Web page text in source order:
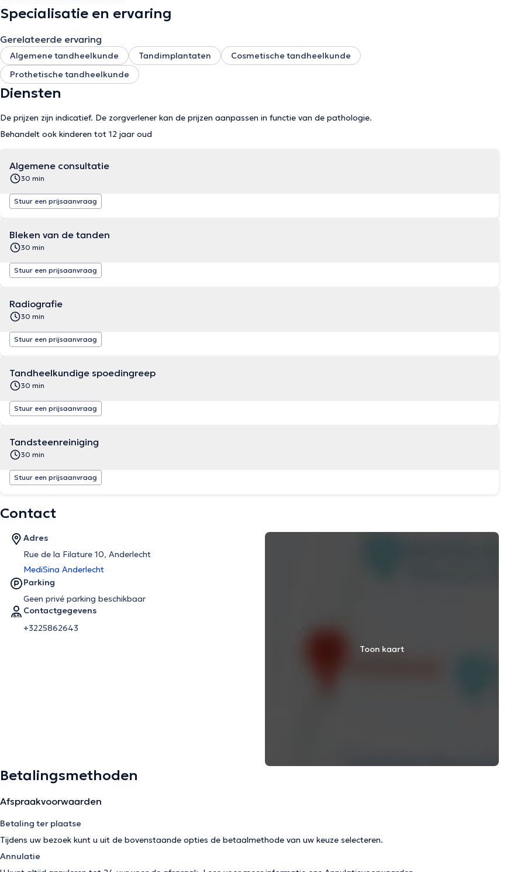
Specialisatie en ervaring
Gerelateerde ervaring
Algemene tandheelkunde Tandimplantaten
Cosmetische tandheelkunde
Prothetische tandheelkunde
Diensten
De prijzen zijn indicatief. De zorgverlener kan de prijzen aanpassen in functie van de pathologie.
Behandelt ook kinderen tot 12 jaar oud
Algemene consultatie
30 min
Stuur een prijsaanvraag
Bleken van de tanden
30 min
Stuur een prijsaanvraag
Radiografie
30 min
Stuur een prijsaanvraag
Tandheelkundige spoedingreep
30 min
Stuur een prijsaanvraag
Tandsteenreiniging
30 min
Stuur een prijsaanvraag
Contact
Adres
Rue de la Filature 10, Anderlecht
MediSina Anderlecht
Parking
Geen privé parking beschikbaar
Contactgegevens
+3225862643
Toon kaart
Betalingsmethoden
Afspraakvoorwaarden
Betaling ter plaatse
Tijdens uw bezoek kunt u uit de bovenstaande opties de betaalmethode van uw keuze selecteren.
Annulatie